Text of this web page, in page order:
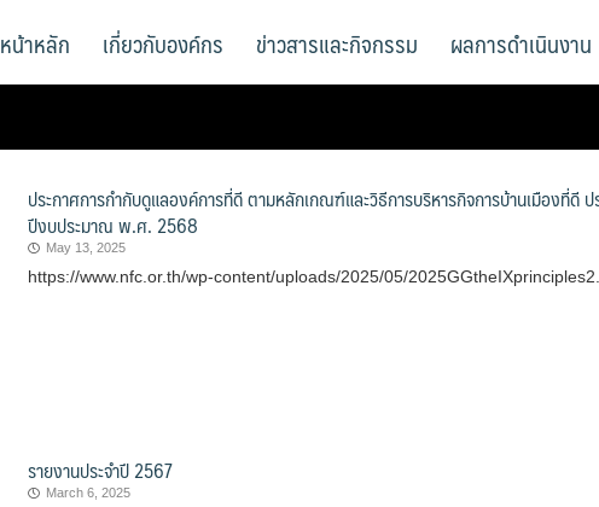
หน้าหลัก เกี่ยวกับองค์กร ข่าวสารและกิจกรรม ผลการดำเนินงาน
ประกาศการกำกับดูแลองค์การที่ดี ตามหลักเกณฑ์และวิธีการบริหารกิจการบ้านเมืองที่ดี ป
ปีงบประมาณ พ.ศ. 2568
May 13, 2025
https://www.nfc.or.th/wp-content/uploads/2025/05/
รายงานประจำปี 2567
March 6, 2025